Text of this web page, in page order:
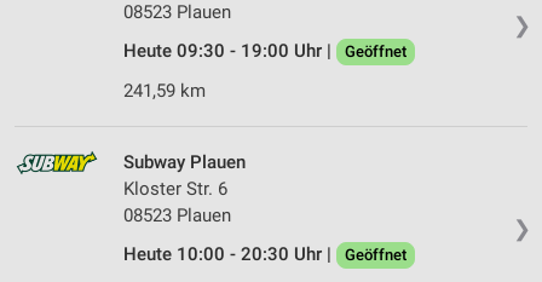
❯
08523 Plauen
Heute 09:30 - 19:00 Uhr |
Geöffnet
241,59 km
❯
Subway Plauen
Kloster Str. 6
08523 Plauen
Heute 10:00 - 20:30 Uhr |
Geöffnet